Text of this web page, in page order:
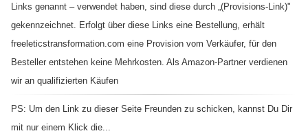
Links genannt – verwendet haben, sind diese durch „(Provisions-Link)"
gekennzeichnet. Erfolgt über diese Links eine Bestellung, erhält
freeleticstransformation.com eine Provision vom Verkäufer, für den
Besteller entstehen keine Mehrkosten. Als Amazon-Partner verdienen
wir an qualifizierten Käufen
PS: Um den Link zu dieser Seite Freunden zu schicken, kannst Du Dir
mit nur einem Klick die...